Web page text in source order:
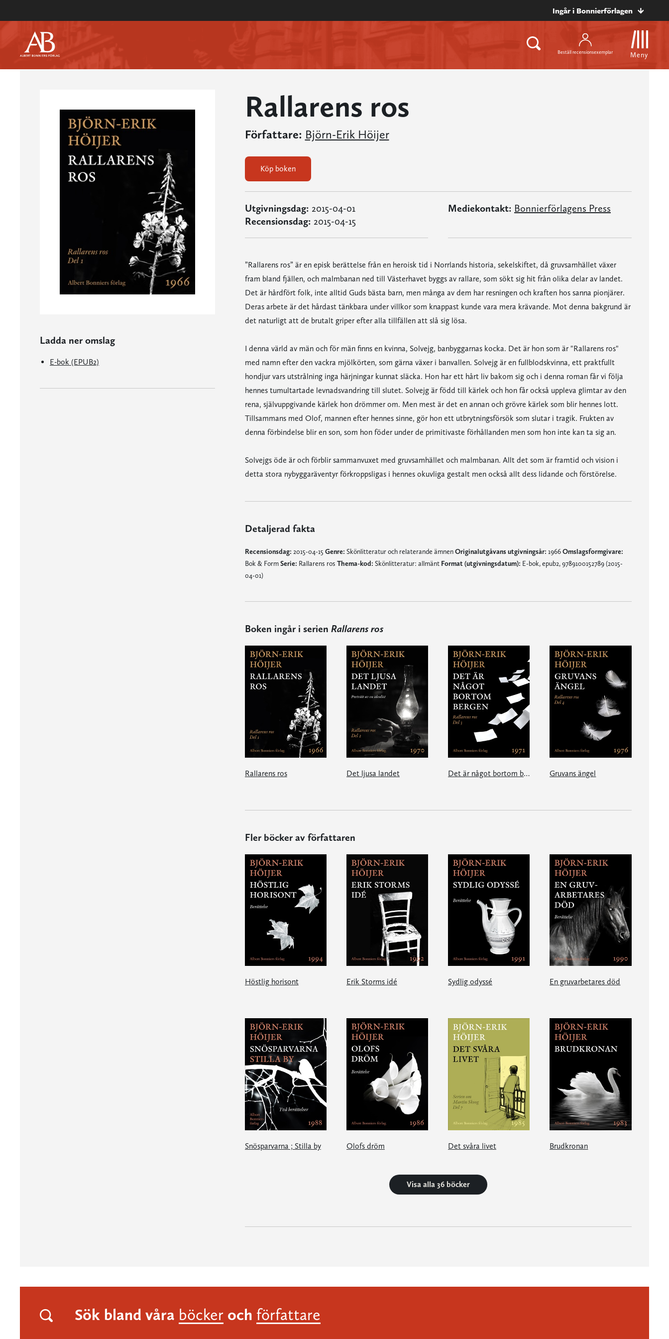
Ingår i Bonnierförlagen
Beställ recensionsexemplar Meny
Ladda ner omslag
E-bok (EPUB2)
Rallarens ros
Författare: Björn-Erik Höijer
Köp boken
Utgivningsdag: 2015-04-01
Recensionsdag: 2015-04-15
Mediekontakt: Bonnierförlagens Press
”Rallarens ros” är en episk berättelse från en heroisk tid i Norrlands historia, sekelskiftet, då gruvsamhället växer
fram bland fjällen, och malmbanan ned till Västerhavet byggs av rallare, som sökt sig hit från olika delar av landet.
Det är hårdfört folk, inte alltid Guds bästa barn, men många av dem har resningen och kraften hos sanna pionjärer.
Deras arbete är det hårdast tänkbara under villkor som knappast kunde vara mera krävande. Mot denna bakgrund är
det naturligt att de brutalt griper efter alla tillfällen att slå sig lösa.
I denna värld av män och för män finns en kvinna, Solvejg, banbyggarnas kocka. Det är hon som är "Rallarens ros"
med namn efter den vackra mjölkörten, som gärna växer i banvallen. Solvejg är en fullblodskvinna, ett praktfullt
hondjur vars utstrålning inga härjningar kunnat släcka. Hon har ett hårt liv bakom sig och i denna roman får vi följa
hennes tumultartade levnadsvandring till slutet. Solvejg är född till kärlek och hon får också uppleva glimtar av den
rena, självuppgivande kärlek hon drömmer om. Men mest är det en annan och grövre kärlek som blir hennes lott.
Tillsammans med Olof, mannen efter hennes sinne, gör hon ett utbrytningsförsök som slutar i tragik. Frukten av
denna förbindelse blir en son, som hon föder under de primitivaste förhållanden men som hon inte kan ta sig an.
Solvejgs öde är och förblir sammanvuxet med gruvsamhället och malmbanan. Allt det som är framtid och vision i
detta stora nybyggaräventyr förkroppsligas i hennes okuvliga gestalt men också allt dess lidande och förstörelse.
Detaljerad fakta
Recensionsdag: 2015-04-15 Genre: Skönlitteratur och relaterande ämnenOriginalutgåvans utgivningsår: 1966Omslagsformgivare:
Bok & FormSerie: Rallarens ros Thema-kod: Skönlitteratur: allmänt Format (utgivningsdatum): E-bok, epub2, 9789100152789 (2015-
04-01)
Boken ingår i serien Rallarens ros
Rallarens ros Det ljusa landet Det är något bortom bergen Gruvans ängel
Fler böcker av författaren
Höstlig horisont Erik Storms idé Sydlig odyssé En gruvarbetares död
Snösparvarna ; Stilla by Olofs dröm Det svåra livet Brudkronan
Visa alla 36 böcker
Sök bland våra böcker och författare